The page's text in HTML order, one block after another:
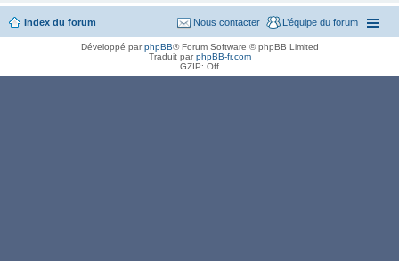
Index du forum L’équipe du forum
Nous contacter
Développé parphpBB® Forum Software © phpBB Limited
Traduit parphpBB-fr.com
GZIP: Off